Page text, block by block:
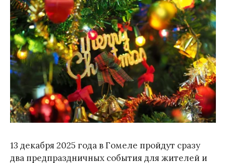
13 декабря 2025 года в Гомеле пройдут сразу
два предпраздничных события для жителей и